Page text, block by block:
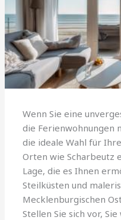
Wenn Sie eine
die Ferienwohnungen
die ideale Wahl für
Orten wie Scharbeutz
Lage, die es Ihnen
Steilküsten und
Mecklenburgischen
Stellen Sie sich vor,